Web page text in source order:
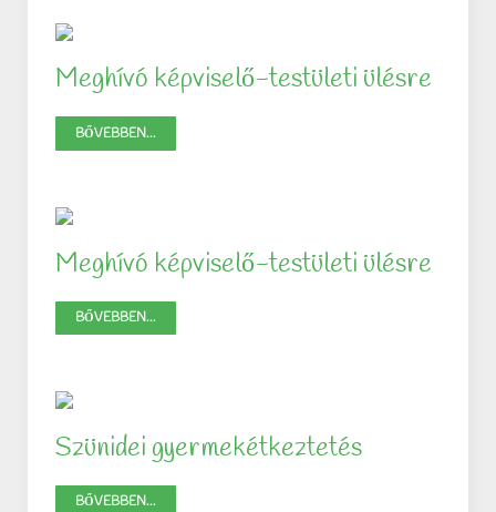
Meghívó képviselő-testületi ülésre
BŐVEBBEN...
Meghívó képviselő-testületi ülésre
BŐVEBBEN...
Szünidei gyermekétkeztetés
BŐVEBBEN...